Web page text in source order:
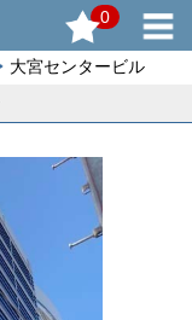
0
大宮センタービル